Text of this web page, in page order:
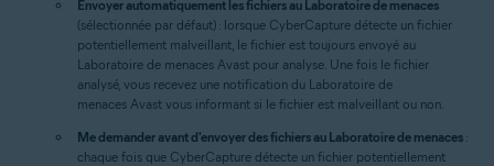
Envoyer automatiquement les fichiers au Laboratoire de menaces
(sélectionnée par défaut) : lorsque CyberCapture détecte un fichier
potentiellement malveillant, le fichier est toujours envoyé au
Laboratoire de menaces Avast pour analyse. Une fois le fichier
analysé, vous recevez une notification du Laboratoire de
menaces Avast vous informant si le fichier est malveillant ou non.
Me demander avant d'envoyer des fichiers au Laboratoire de menaces :
chaque fois que CyberCapture détecte un fichier potentiellement